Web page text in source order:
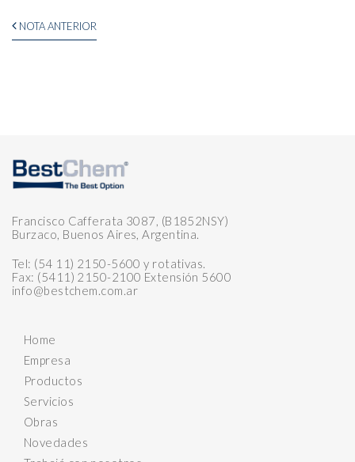
Francisco Cafferata 3087, (B1852NSY)
Burzaco, Buenos Aires, Argentina.
Tel: (54 11) 2150-5600 y rotativas.
Fax: (5411) 2150-2100 Extensión 5600
info@bestchem.com.ar
Home
Empresa
Productos
Servicios
Obras
Novedades